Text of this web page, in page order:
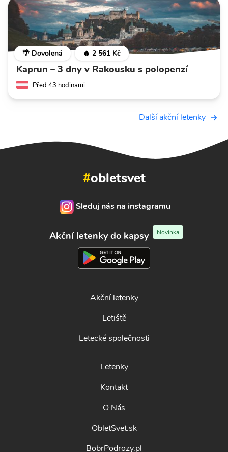
🌴 Dovolená 🔥 2 561 Kč
Kaprun – 3 dny v Rakousku s polopenzí
Před 43 hodinami
Další akční letenky
#obletsvet
Sleduj nás na instagramu
Akční letenky do kapsy Novinka
Akční letenky
Letiště
Letecké společnosti
Letenky
Kontakt
O Nás
ObletSvet.sk
BobrPodrozy.pl